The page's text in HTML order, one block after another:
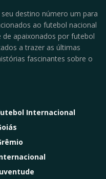
destino número um para
ao futebol nacional
de apaixonados por futebol
a trazer as últimas
fascinantes sobre o
Internacional